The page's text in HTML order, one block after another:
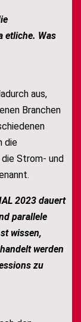
etliche. Was
aus,
Branchen
die
Strom- und
2023 dauert
parallele
wissen,
werden
zu